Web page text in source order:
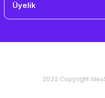
Üyelik
2022 Copyright